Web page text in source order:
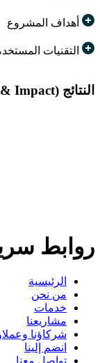
أهداف المشروع
التقنيات
النتائج (Results & Impact)
روابط
الرئيسية
من نحن
خدمات
مشاريعنا
شركاؤنا
انضم إلينا